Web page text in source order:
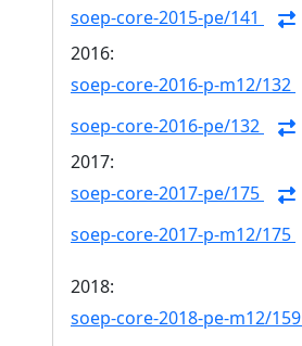
soep-core-2015-pe/141
2016:
soep-core-2016-p-m12/132
soep-core-2016-pe/132
2017:
soep-core-2017-pe/175
soep-core-2017-p-m12/175
2018:
soep-core-2018-pe-m12/159